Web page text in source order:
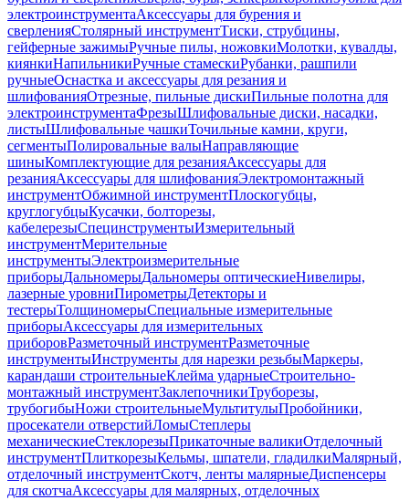
электроинструментаАксессуары для бурения и
сверленияСтолярный инструментТиски, струбцины,
гейферные зажимыРучные пилы, ножовкиМолотки, кувалды,
киянкиНапильникиРучные стамескиРубанки, рашпили
ручныеОснастка и аксессуары для резания и
шлифованияОтрезные, пильные дискиПильные полотна для
электроинструментаФрезыШлифовальные диски, насадки,
листыШлифовальные чашкиТочильные камни, круги,
сегментыПолировальные валыНаправляющие
шиныКомплектующие для резанияАксессуары для
резанияАксессуары для шлифованияЭлектромонтажный
инструментОбжимной инструментПлоскогубцы,
круглогубцыКусачки, болторезы,
кабелерезыСпецинструментыИзмерительный
инструментМерительные
инструментыЭлектроизмерительные
приборыДальномерыДальномеры оптическиеНивелиры,
лазерные уровниПирометрыДетекторы и
тестерыТолщиномерыСпециальные измерительные
приборыАксессуары для измерительных
приборовРазметочный инструментРазметочные
инструментыИнструменты для нарезки резьбыМаркеры,
карандаши строительныеКлейма ударныеСтроительно-
монтажный инструментЗаклепочникиТруборезы,
трубогибыНожи строительныеМультитулыПробойники,
просекатели отверстийЛомыСтеплеры
механическиеСтеклорезыПрикаточные валикиОтделочный
инструментПлиткорезыКельмы, шпатели, гладилкиМалярный,
отделочный инструментСкотч, ленты малярныеДиспенсеры
для скотчаАксессуары для малярных, отделочных